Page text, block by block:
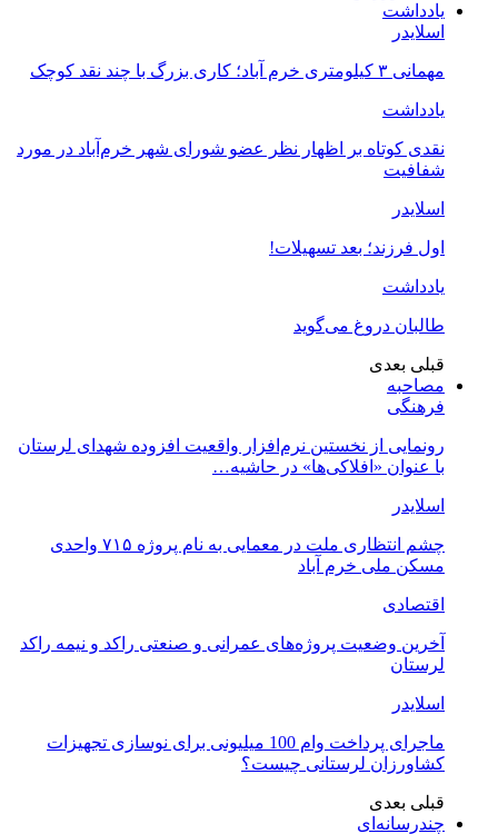
یادداشت
اسلایدر
مهمانی ۳ کیلومتری خرم آباد؛ کاری بزرگ با چند نقد کوچک
یادداشت
نقدی کوتاه بر اظهار نظر عضو شورای شهر خرم‌آباد در مورد
شفافیت
اسلایدر
اول فرزند؛ بعد تسهیلات!
یادداشت
طالبان دروغ می‌گوید
قبلی بعدی
مصاحبه
فرهنگی
رونمایی از نخستین نرم‌افزار واقعیت افزوده شهدای لرستان
با عنوان «افلاکی‌ها» در حاشیه…
اسلایدر
چشم انتظاری ملت در معمایی به نام پروژه ۷۱۵ واحدی
مسکن ملی خرم آباد
اقتصادی
آخرین وضعیت پروژه‌های عمرانی و صنعتی راکد و نیمه راکد
لرستان
اسلایدر
ماجرای پرداخت وام 100 میلیونی برای نوسازی تجهیزات
کشاورزان لرستانی چیست؟
قبلی بعدی
چندرسانه‌ای